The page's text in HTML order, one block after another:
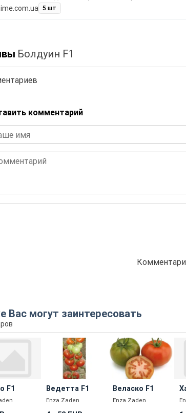
5 шт
Болдуин F1
комментарий
имя
Вас могут заинтересовать
F1 Ведетта F1
Enza Zaden
Веласко F1
Enza Zaden